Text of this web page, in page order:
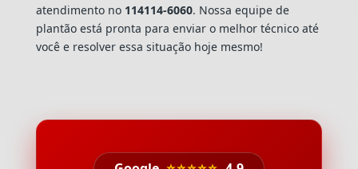
atendimento no 114114-6060. Nossa equipe de
plantão está pronta para enviar o melhor técnico até
você e resolver essa situação hoje mesmo!